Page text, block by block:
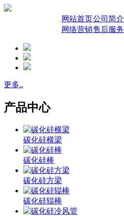
网站首页公司简介
网络营销售后服务
更多..
产品中心
碳化硅横梁
碳化硅棒
碳化硅方梁
碳化硅辊棒